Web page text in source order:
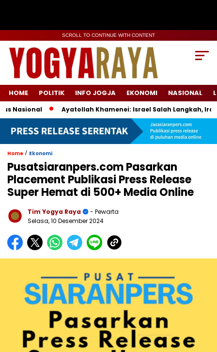
SCROLL TO CONTINUE WITH CONTENT
HOME POLITIK INFO JOGJA EKONOMI NASIONAL
Ayatollah Khamenei: Israel Salah Langkah, Iran
Home / Ekonomi
Pusatsiaranpers.com Pasarkan
Placement Publikasi Press Release
Super Hemat di 500+ Media Online
Tim Yogya Raya
- Pewarta
Selasa, 10 Desember 2024